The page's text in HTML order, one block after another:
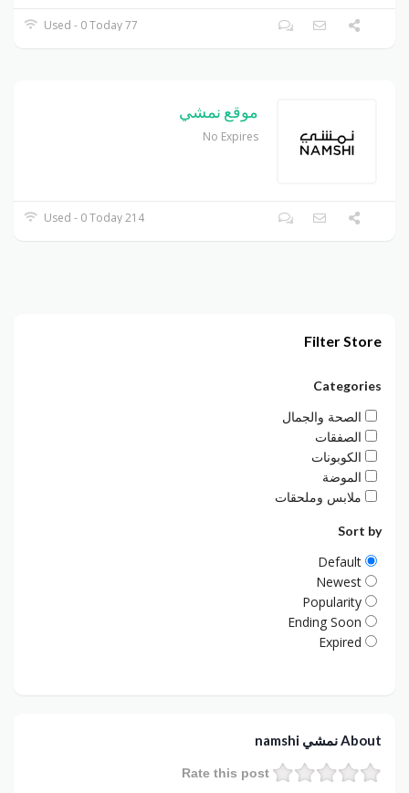
77 Used - 0 Today
موقع نمشي
No Expires
214 Used - 0 Today
Filter Store
Categories
الصحة والجمال
الصفقات
الكوبونات
الموضة
ملابس وملحقات
Sort by
Default
Newest
Popularity
Ending Soon
Expired
About نمشي namshi
Rate this post